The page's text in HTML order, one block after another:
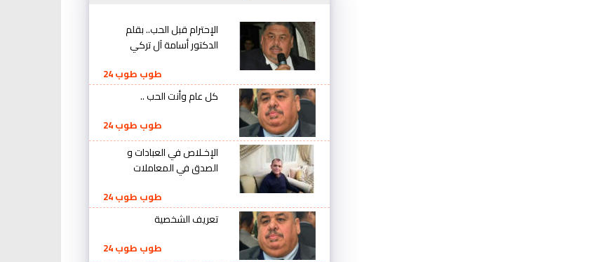
الإحترام قبل الحب.. بقلم
الدكتور أسامة آل تركي
طوب طوب 24
كل عام وأنت الحب ..
طوب طوب 24
الإخـلاص في العبادات و
الصدق في المعاملات
طوب طوب 24
تعريف الشخصية
طوب طوب 24